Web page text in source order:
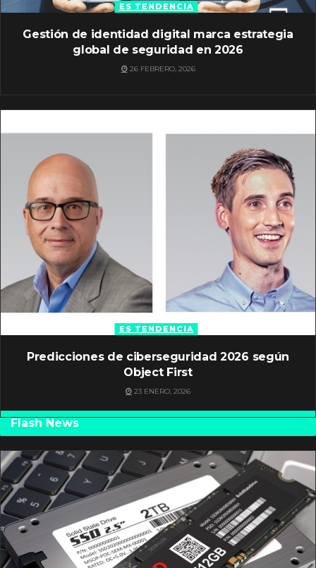
ES TENDENCIA
Gestión de identidad digital marca estrategia
global de seguridad en 2026
26 FEBRERO, 2026
ES TENDENCIA
Predicciones de ciberseguridad 2026 según
Object First
23 ENERO, 2026
Flash News